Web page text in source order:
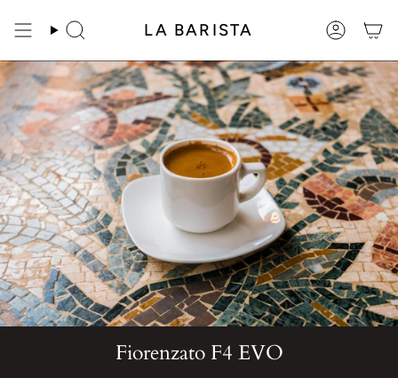
do
treści
Szukaj LA BARISTA Konto
Fiorenzato F4 EVO